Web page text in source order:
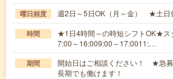
曜日頻度 週2日～5日OK（月～金） ★土日
時間
★1日4時間～の時短シフトOK★ス
7:00～16:009:00～17:0011:…
期間
開始日はご相談ください！ ★急
長期でも働けます！